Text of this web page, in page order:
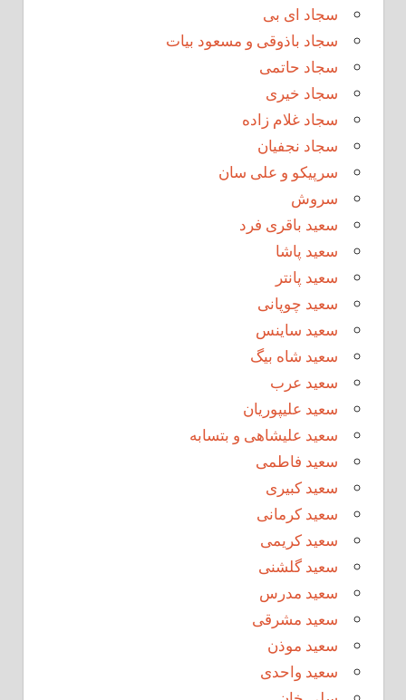
سجاد ای بی
سجاد باذوقی و مسعود بیات
سجاد حاتمی
سجاد خیری
سجاد غلام زاده
سجاد نجفیان
سرپیکو و علی سان
سروش
سعید باقری فرد
سعید پاشا
سعید پانتر
سعید چوپانی
سعید ساینس
سعید شاه بیگ
سعید عرب
سعید علیپوریان
سعید علیشاهی و بتسابه
سعید فاطمی
سعید کبیری
سعید کرمانی
سعید کریمی
سعید گلشنی
سعید مدرس
سعید مشرقی
سعید موذن
سعید واحدی